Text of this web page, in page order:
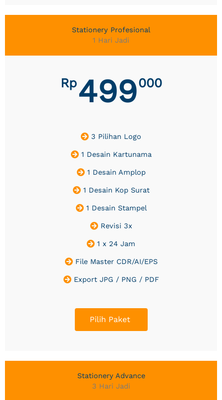
Stationery Profesional
1 Hari Jadi
Rp499000
3 Pilihan Logo
1 Desain Kartunama
1 Desain Amplop
1 Desain Kop Surat
1 Desain Stampel
Revisi 3x
1 x 24 Jam
File Master CDR/AI/EPS
Export JPG / PNG / PDF
Pilih Paket
Stationery Advance
3 Hari Jadi